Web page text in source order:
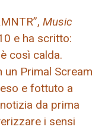
Music
e ha scritto:
così calda.
Primal Scream
e fottuto a
da prima
i sensi